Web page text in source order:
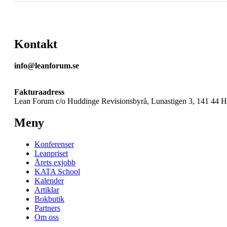
Kontakt
info@leanforum.se
Fakturaadress
Lean Forum c/o Huddinge Revisionsbyrå, Lunastigen 3, 141 44
Meny
Konferenser
Leanpriset
Årets exjobb
KATA School
Kalender
Artiklar
Bokbutik
Partners
Om oss